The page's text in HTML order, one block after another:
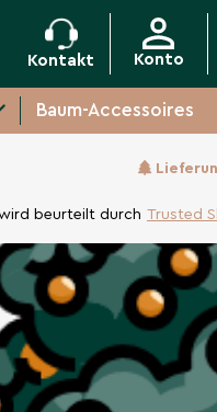
Kontakt Konto
Baum-Accessoires
beurteilt durch Trusted